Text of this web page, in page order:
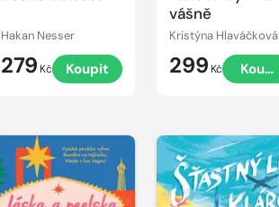
Hakan Nesser
279 Kč Koupit
vášně
Kristýna Hlaváčková
299 Kč Koupit